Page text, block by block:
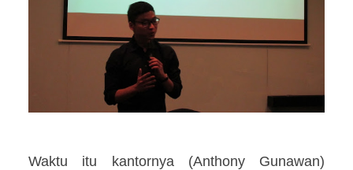
Waktu itu kantornya (Anthony Gunawan)